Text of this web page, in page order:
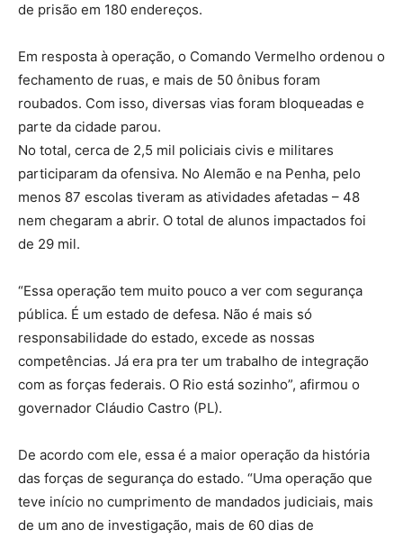
de prisão em 180 endereços.
Em resposta à operação, o Comando Vermelho ordenou o
fechamento de ruas, e mais de 50 ônibus foram
roubados. Com isso, diversas vias foram bloqueadas e
parte da cidade parou.
No total, cerca de 2,5 mil policiais civis e militares
participaram da ofensiva. No Alemão e na Penha, pelo
menos 87 escolas tiveram as atividades afetadas – 48
nem chegaram a abrir. O total de alunos impactados foi
de 29 mil.
“Essa operação tem muito pouco a ver com segurança
pública. É um estado de defesa. Não é mais só
responsabilidade do estado, excede as nossas
competências. Já era pra ter um trabalho de integração
com as forças federais. O Rio está sozinho”, afirmou o
governador Cláudio Castro (PL).
De acordo com ele, essa é a maior operação da história
das forças de segurança do estado. “Uma operação que
teve início no cumprimento de mandados judiciais, mais
de um ano de investigação, mais de 60 dias de